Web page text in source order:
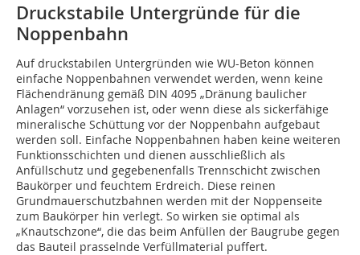
Druckstabile Untergründe für die
Noppenbahn
Auf druckstabilen Untergründen wie WU-Beton können
einfache Noppenbahnen verwendet werden, wenn keine
Flächendränung gemäß DIN 4095 „Dränung baulicher
Anlagen“ vorzusehen ist, oder wenn diese als sickerfähige
mineralische Schüttung vor der Noppenbahn aufgebaut
werden soll. Einfache Noppenbahnen haben keine weiteren
Funktionsschichten und dienen ausschließlich als
Anfüllschutz und gegebenenfalls Trennschicht zwischen
Baukörper und feuchtem Erdreich. Diese reinen
Grundmauerschutzbahnen werden mit der Noppenseite
zum Baukörper hin verlegt. So wirken sie optimal als
„Knautschzone“, die das beim Anfüllen der Baugrube gegen
das Bauteil prasselnde Verfüllmaterial puffert.